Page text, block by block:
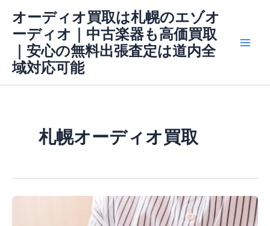
オーディオ買取は札幌のエゾオ
ーディオ｜中古楽器も高価買取
｜安心の無料出張査定は道内全
域対応可能
札幌オーディオ買取